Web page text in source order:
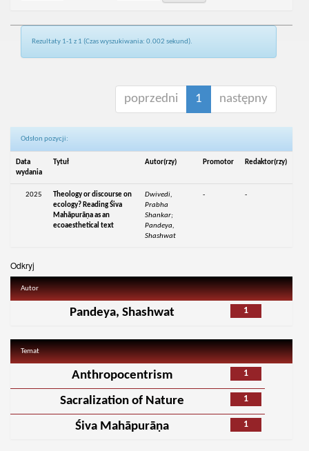
Rezultaty 1-1 z 1 (Czas wyszukiwania: 0.002 sekund).
poprzedni 1 następny
Odsłon pozycji:
Data
wydania
Tytuł Autor(rzy) Promotor Redaktor(rzy)
2025
Theology or discourse on
ecology? Reading Śiva
Mahāpurāṇa as an
ecoaesthetical text
Dwivedi,
Prabha
Shankar;
Pandeya,
Shashwat
- -
Odkryj
Autor
1
Pandeya, Shashwat
Temat
1
Anthropocentrism
1
Sacralization of Nature
1
Śiva Mahāpurāṇa